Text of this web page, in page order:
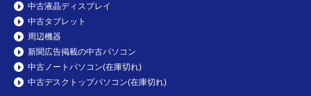
中古液晶ディスプレイ
中古タブレット
周辺機器
新聞広告掲載の中古パソコン
中古ノートパソコン(在庫切れ)
中古デスクトップパソコン(在庫切れ)